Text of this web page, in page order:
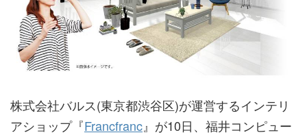
株式会社バルス(東京都渋谷区)が運営するインテリ
アショップ『Francfranc』が10日、福井コンピュー